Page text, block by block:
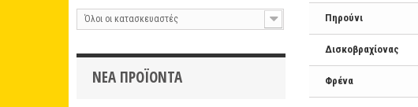
Όλοι οι κατασκευαστές
ΝΈΑ ΠΡΟΪΌΝΤΑ
Πηρούνι
Δισκοβραχίονας
Φρένα